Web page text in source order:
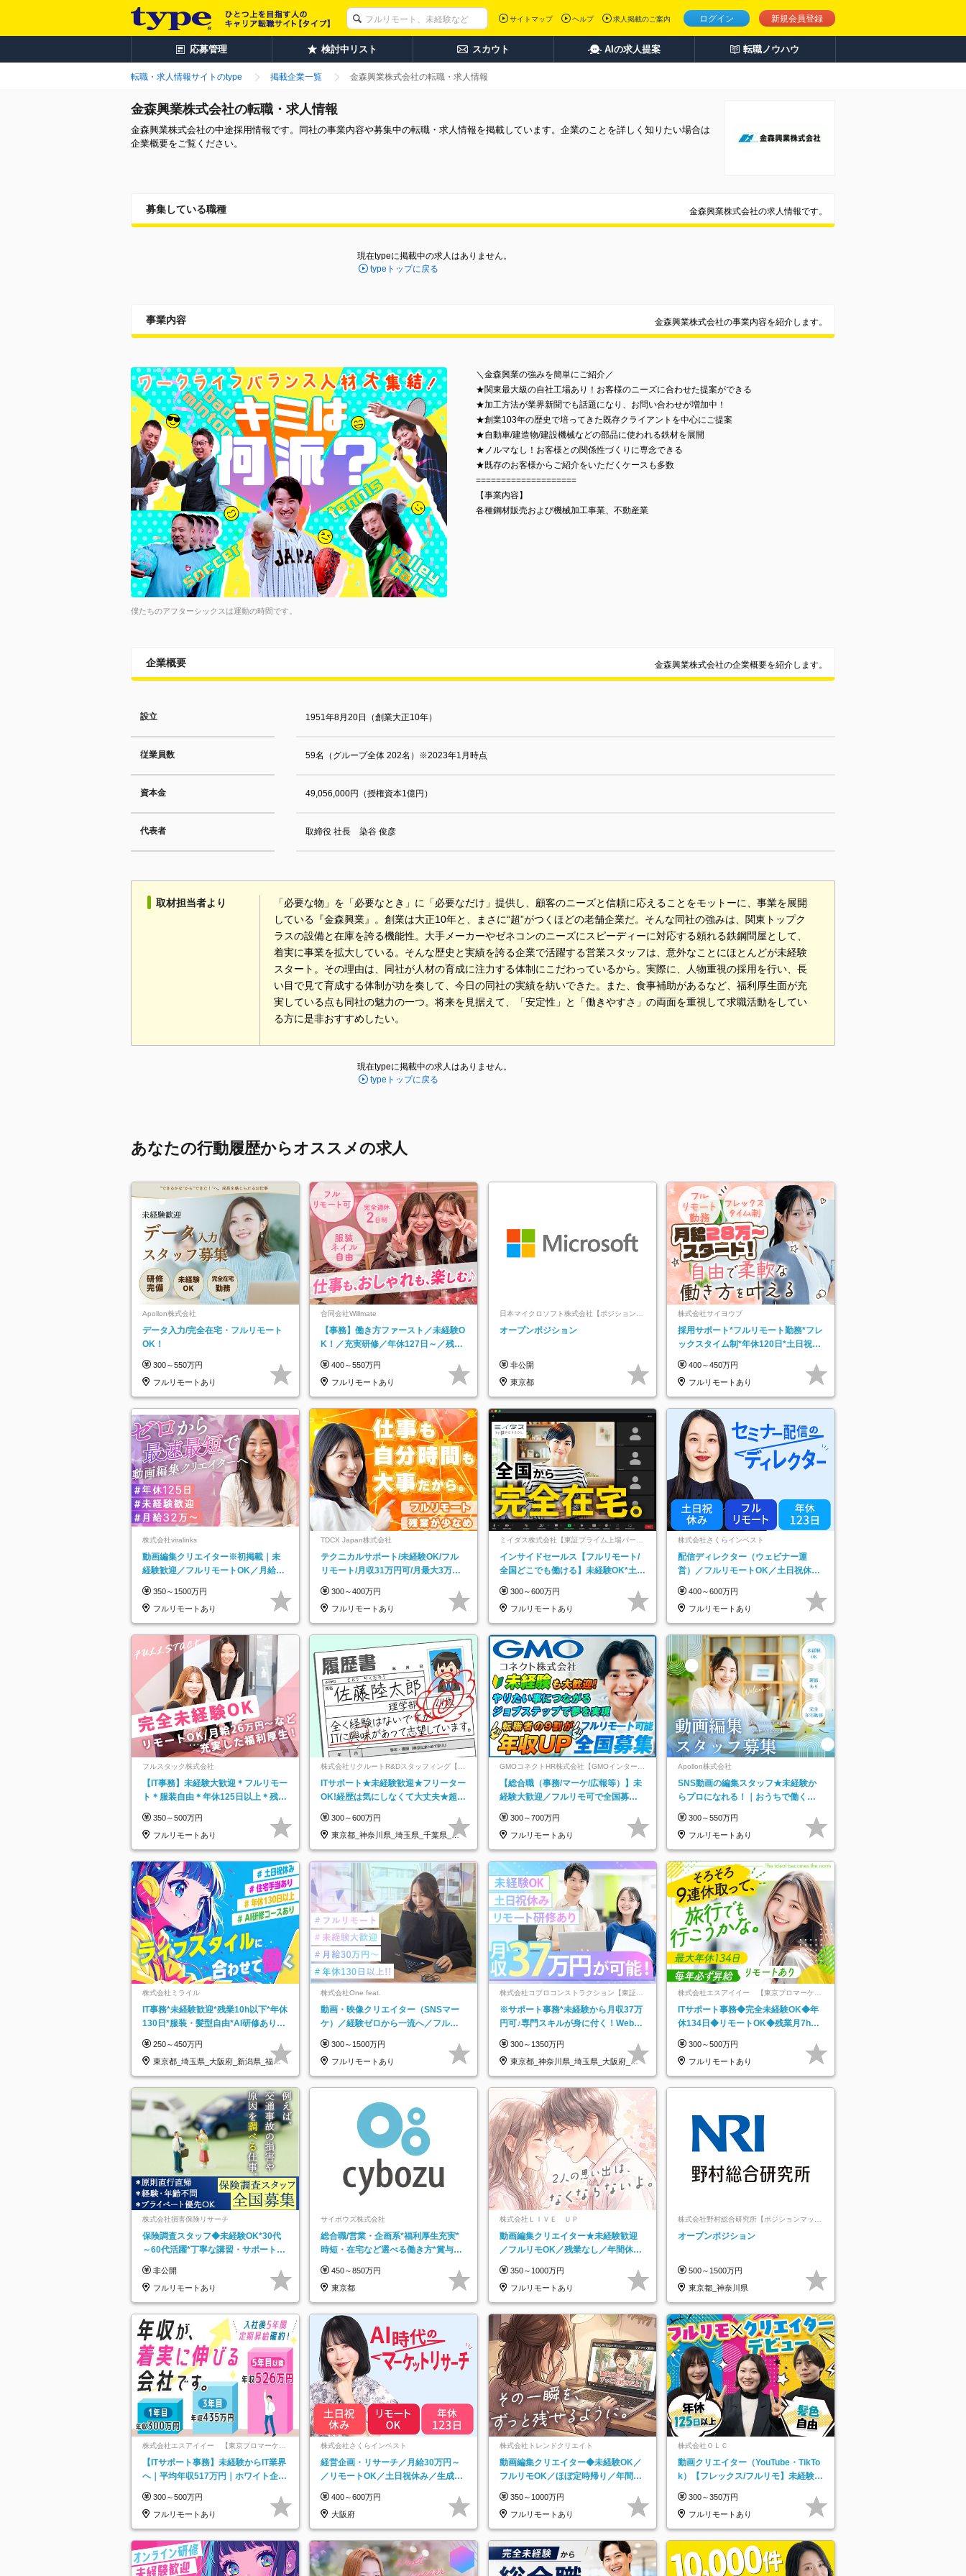
ログイン 新規会員登録
サイトマップ ヘルプ 求人掲載のご案内
応募管理 検討中リスト スカウト AIの求人提案 転職ノウハウ
転職・求人情報サイトのtype 掲載企業一覧 金森興業株式会社の転職・求人情報
金森興業株式会社の転職・求人情報
金森興業株式会社の中途採用情報です。同社の事業内容や募集中の転職・求人情報を掲載しています。企業のことを詳しく知りたい場合は
企業概要をご覧ください。
募集している職種 金森興業株式会社の求人情報です。
現在typeに掲載中の求人はありません。
typeトップに戻る
事業内容 金森興業株式会社の事業内容を紹介します。
僕たちのアフターシックスは運動の時間です。
＼金森興業の強みを簡単にご紹介／
★関東最大級の自社工場あり！お客様のニーズに合わせた提案ができる
★加工方法が業界新聞でも話題になり、お問い合わせが増加中！
★創業103年の歴史で培ってきた既存クライアントを中心にご提案
★自動車/建造物/建設機械などの部品に使われる鉄材を展開
★ノルマなし！お客様との関係性づくりに専念できる
★既存のお客様からご紹介をいただくケースも多数
====================
【事業内容】
各種鋼材販売および機械加工事業、不動産業
企業概要 金森興業株式会社の企業概要を紹介します。
設立 1951年8月20日（創業大正10年）
従業員数 59名（グループ全体 202名）※2023年1月時点
資本金 49,056,000円（授権資本1億円）
代表者 取締役 社長 染谷 俊彦
取材担当者より
「必要な物」を「必要なとき」に「必要なだけ」提供し、顧客のニーズと信頼に応えることをモットーに、事業を展開
している『金森興業』。創業は大正10年と、まさに“超”がつくほどの老舗企業だ。そんな同社の強みは、関東トップク
ラスの設備と在庫を誇る機能性。大手メーカーやゼネコンのニーズにスピーディーに対応する頼れる鉄鋼問屋として、
着実に事業を拡大している。そんな歴史と実績を誇る企業で活躍する営業スタッフは、意外なことにほとんどが未経験
スタート。その理由は、同社が人材の育成に注力する体制にこだわっているから。実際に、人物重視の採用を行い、長
い目で見て育成する体制が功を奏して、今日の同社の実績を紡いできた。また、食事補助があるなど、福利厚生面が充
実している点も同社の魅力の一つ。将来を見据えて、「安定性」と「働きやすさ」の両面を重視して求職活動をしてい
る方に是非おすすめしたい。
現在typeに掲載中の求人はありません。
typeトップに戻る
あなたの行動履歴からオススメの求人
Apollon株式会社
データ入力/完全在宅・フルリモート
OK！
300～550万円
フルリモートあり
合同会社Willmate
【事務】働き方ファースト／未経験O
K！／充実研修／年休127日～／残業
400～550万円
フルリモートあり
日本マイクロソフト株式会社【ポジションマ
ッチ登録】
オープンポジション
非公開
東京都
株式会社サイヨウブ
採用サポート*フルリモート勤務*フレ
ックスタイム制*年休120日*土日祝休
400～450万円
フルリモートあり
株式会社viralinks
動画編集クリエイター※初掲載｜未
経験歓迎／フルリモートOK／月給32
350～1500万円
フルリモートあり
TDCX Japan株式会社
テクニカルサポート/未経験OK/フル
リモート/月収31万円可/月最大3万の
300～400万円
フルリモートあり
ミイダス株式会社【東証プライム上場パーソ
インサイドセールス【フルリモート/
全国どこでも働ける】未経験OK*土日
300～600万円
フルリモートあり
株式会社さくらインベスト
配信ディレクター（ウェビナー運
営）／フルリモートOK／土日祝休み
400～600万円
フルリモートあり
フルスタック株式会社
【IT事務】未経験大歓迎＊フルリモー
ト＊服装自由＊年休125日以上＊残業
350～500万円
フルリモートあり
株式会社リクルートR&Dスタッフィング【リ
クルートグループ】
ITサポート★未経験歓迎★フリーター
OK!経歴は気にしなくて大丈夫★超大
300～600万円
東京都_神奈川県_埼玉県_千葉県_大
阪府…
GMOコネクトHR株式会社【GMOインターネ
ットグループ】
【総合職（事務/マーケ/広報等）】未
経験大歓迎／フルリモ可で全国募
★
300～700万円
フルリモートあり
Apollon株式会社
SNS動画の編集スタッフ★未経験か
らプロになれる！｜おうちで働くフ
300～550万円
フルリモートあり
株式会社ミライル
IT事務*未経験歓迎*残業10h以下*年休
130日*服装・髪型自由*AI研修あり*
250～450万円
東京都_埼玉県_大阪府_新潟県_福岡
県
株式会社One feat.
動画・映像クリエイター（SNSマー
ケ）／経験ゼロから一流へ／フルリ
日以上
300～1500万円
フルリモートあり
株式会社コプロコンストラクション【東証プ
ライム上場コプロ・ホールディングス子会
社】
※サポート事務*未経験から月収37万
円可♪専門スキルが身に付く！Web面
300～1350万円
東京都_神奈川県_埼玉県_大阪府_愛
知県…
株式会社エスアイイー 【東京プロマーケッ
ITサポート事務◆完全未経験OK◆年
休134日◆リモートOK◆残業月7h以
300～500万円
フルリモートあり
株式会社損害保険リサーチ
保険調査スタッフ◆未経験OK*30代
～60代活躍*丁寧な講習・サポートあ
託
非公開
フルリモートあり
サイボウズ株式会社
総合職/営業・企画系*福利厚生充実*
時短・在宅など選べる働き方*賞与年
450～850万円
東京都
株式会社ＬＩＶＥ ＵＰ
動画編集クリエイター★未経験歓迎
／フルリモOK／残業なし／年間休日
実で安心
350～1000万円
フルリモートあり
株式会社野村総合研究所【ポジションマッチ
オープンポジション
500～1500万円
東京都_神奈川県
株式会社エスアイイー 【東京プロマーケッ
ト上場】
【ITサポート事務】未経験からIT業界
へ｜平均年収517万円｜ホワイト企業
300～500万円
フルリモートあり
株式会社さくらインベスト
経営企画・リサーチ／月給30万円～
／リモートOK／土日祝休み／生成AI
400～600万円
大阪府
株式会社トレンドクリエイト
動画編集クリエイター◆未経験OK／
フルリモOK／ほぼ定時帰り／年間休
OK
350～1000万円
フルリモートあり
株式会社ＯＬＣ
動画クリエイター（YouTube・TikTo
k）【フレックス/フルリモ】未経験O
300～350万円
フルリモートあり